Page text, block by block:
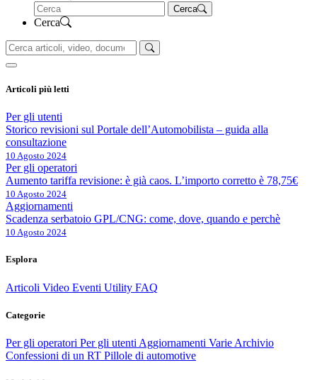
Cerca
Cerca
Articoli più letti
Per gli utenti
Storico revisioni sul Portale dell’Automobilista – guida alla
consultazione
10 Agosto 2024
Per gli operatori
Aumento tariffa revisione: è già caos. L’importo corretto è 78,75€
10 Agosto 2024
Aggiornamenti
Scadenza serbatoio GPL/CNG: come, dove, quando e perchè
10 Agosto 2024
Esplora
Articoli Video Eventi Utility FAQ
Categorie
Per gli operatori Per gli utenti Aggiornamenti Varie Archivio
Confessioni di un RT Pillole di automotive